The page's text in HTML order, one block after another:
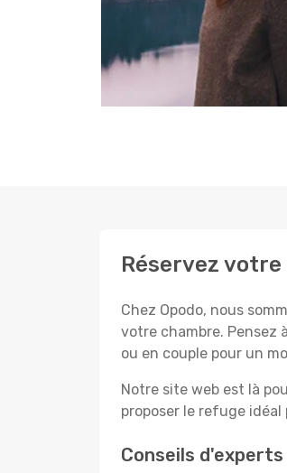
Réservez
Chez Opodo, nous
votre chambre. Pensez
ou en couple pour un
Notre site web est là
proposer le refuge
Conseils